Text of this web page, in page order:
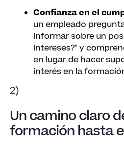
Confianza en el
un empleado
informar sobre un
intereses?" y
en lugar de hacer
interés en la
2)
Un camino claro
formación hasta